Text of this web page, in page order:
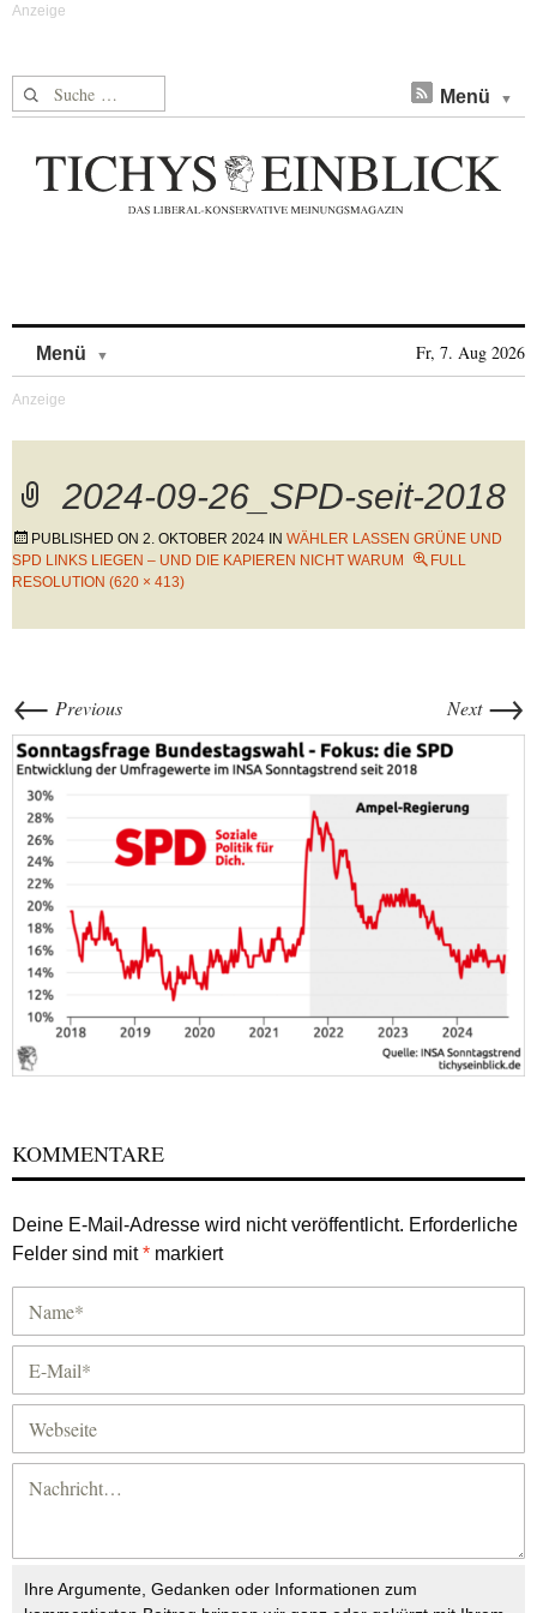
Suche nach: Menü
Menü Fr, 7. Aug 2026
2024-09-26_SPD-seit-2018
PUBLISHED ON 2. OKTOBER 2024 IN WÄHLER LASSEN GRÜNE UND
SPD LINKS LIEGEN – UND DIE KAPIEREN NICHT WARUM
FULL
RESOLUTION (620 × 413)
← Previous Next →
KOMMENTARE
Deine E-Mail-Adresse wird nicht veröffentlicht. Erforderliche
Felder sind mit* markiert
Ihre Argumente, Gedanken oder Informationen zum